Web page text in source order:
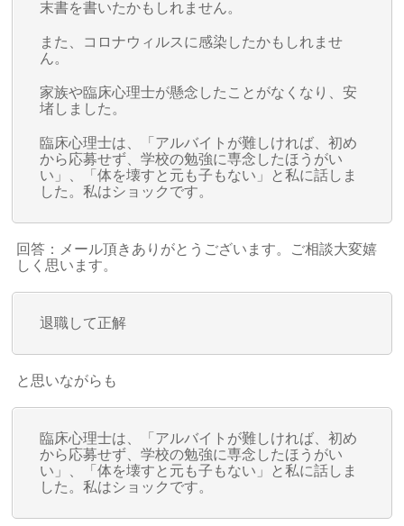
末書を書いたかもしれません。
また、コロナウィルスに感染したかもしれませ
ん。
家族や臨床心理士が懸念したことがなくなり、安
堵しました。
臨床心理士は、「アルバイトが難しければ、初め
から応募せず、学校の勉強に専念したほうがい
い」、「体を壊すと元も子もない」と私に話しま
した。私はショックです。
回答：メール頂きありがとうございます。ご相談大変嬉
しく思います。
退職して正解
と思いながらも
臨床心理士は、「アルバイトが難しければ、初め
から応募せず、学校の勉強に専念したほうがい
い」、「体を壊すと元も子もない」と私に話しま
した。私はショックです。